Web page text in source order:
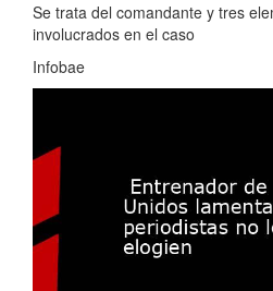
Se trata del comandante y tres
involucrados en el caso
Infobae